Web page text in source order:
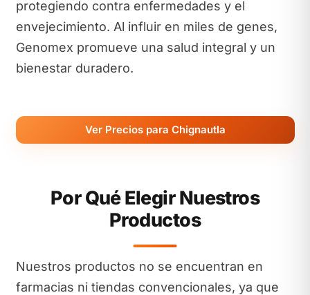
protegiendo contra enfermedades y el
envejecimiento. Al influir en miles de genes,
Genomex promueve una salud integral y un
bienestar duradero.
Ver Precios para Chignautla
Por Qué Elegir Nuestros
Productos
Nuestros productos no se encuentran en
farmacias ni tiendas convencionales, ya que